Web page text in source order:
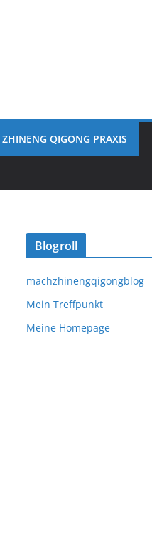
ZHINENG QIGONG PRAXIS
Blogroll
machzhinengqigongblog
Mein Treffpunkt
Meine Homepage